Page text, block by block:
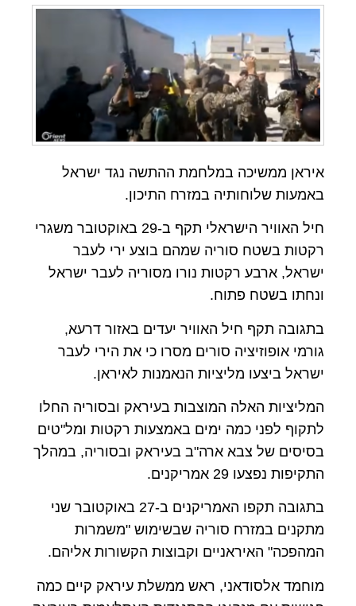
איראן ממשיכה במלחמת ההתשה נגד ישראל
באמעות שלוחותיה במזרח התיכון.
חיל האוויר הישראלי תקף ב-29 באוקטובר משגרי
רקטות בשטח סוריה שמהם בוצע ירי לעבר
ישראל, ארבע רקטות נורו מסוריה לעבר ישראל
ונחתו בשטח פתוח.
בתגובה תקף חיל האוויר יעדים באזור דרעא,
גורמי אופוזיציה סורים מסרו כי את הירי לעבר
ישראל ביצעו מליציות הנאמנות לאיראן.
המליציות האלה המוצבות בעיראק ובסוריה החלו
לתקוף לפני כמה ימים באמצעות רקטות ומל"טים
בסיסים של צבא ארה"ב בעיראק ובסוריה, במהלך
התקיפות נפצעו 29 אמריקנים.
בתגובה תקפו האמריקנים ב-27 באוקטובר שני
מתקנים במזרח סוריה שבשימוש "משמרות
המהפכה" האיראניים וקבוצות הקשורות אליהם.
מוחמד אלסודאני, ראש ממשלת עיראק קיים כמה